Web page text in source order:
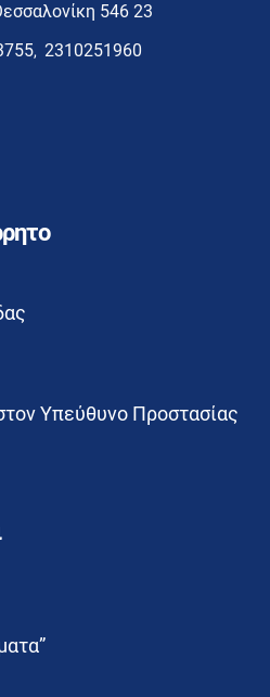
546 23
, 2310251960
Υπεύθυνο Προστασίας